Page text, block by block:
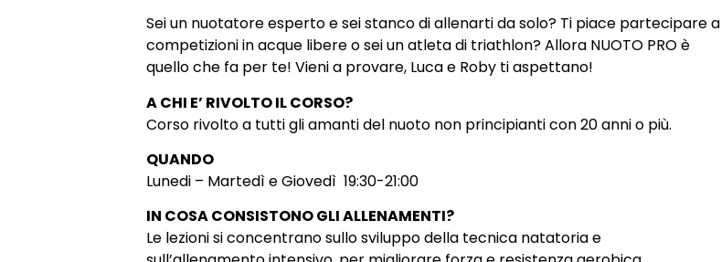
Sei un nuotatore esperto e sei stanco di allenarti da solo? Ti piace partecipare a
competizioni in acque libere o sei un atleta di triathlon? Allora NUOTO PRO è
quello che fa per te! Vieni a provare, Luca e Roby ti aspettano!
A CHI E’ RIVOLTO IL CORSO?
Corso rivolto a tutti gli amanti del nuoto non principianti con 20 anni o più.
QUANDO
Lunedi – Martedì e Giovedì 19:30-21:00
IN COSA CONSISTONO GLI ALLENAMENTI?
Le lezioni si concentrano sullo sviluppo della tecnica natatoria e